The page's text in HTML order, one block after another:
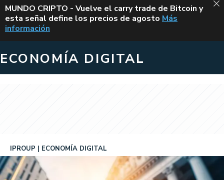
ALERTA
MUNDO CRIPTO - Vuelve el carry trade de Bitcoin y
esta señal define los precios de agosto VUELVE EL
Más
información
ECONOMÍA DIGITAL
IPROUP ECONOMÍA DIGITAL